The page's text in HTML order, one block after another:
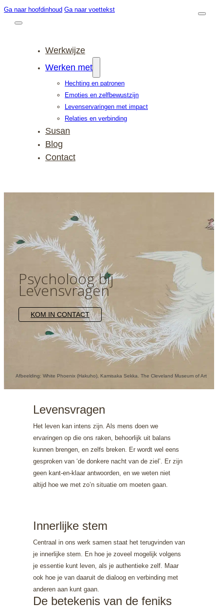
Ga naar hoofdinhoud Ga naar voettekst
Werkwijze
Werken met
Hechting en patronen
Emoties en zelfbewustzijn
Levenservaringen met impact
Relaties en verbinding
Susan
Blog
Contact
Psycholoog bij
Levensvragen
KOM IN CONTACT
Afbeelding: White Phoenix (Hakuho), Kamisaka Sekka. The Cleveland Museum of Art
Levensvragen
Het leven kan intens zijn. Als mens doen we
ervaringen op die ons raken, behoorlijk uit balans
kunnen brengen, en zelfs breken. Er wordt wel eens
gesproken van ‘de donkere nacht van de ziel’. Er zijn
geen kant-en-klaar antwoorden, en we weten niet
altijd hoe we met zo’n situatie om moeten gaan.
Innerlijke stem
Centraal in ons werk samen staat het terugvinden van
je innerlijke stem. En hoe je zoveel mogelijk volgens
je essentie kunt leven, als je authentieke zelf. Maar
ook hoe je van daaruit de dialoog en verbinding met
anderen aan kunt gaan.
De betekenis van de feniks